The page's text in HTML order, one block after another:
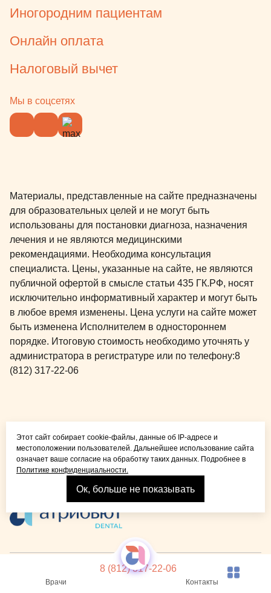
Врачи
8 (812) 317-22-06
Контакты
Иногородним пациентам
Онлайн оплата
Налоговый вычет
Мы в соцсетях
Материалы, представленные на сайте предназначены
для образовательных целей и не могут быть
использованы для постановки диагноза, назначения
лечения и не являются медицинскими
рекомендациями. Необходима консультация
специалиста. Цены, указанные на сайте, не являются
публичной офертой в смысле статьи 435 ГК.РФ, носят
исключительно информативный характер и могут быть
в любое время изменены. Цена услуги на сайте может
быть изменена Исполнителем в одностороннем
порядке. Итоговую стоимость необходимо уточнять у
администратора в регистратуре или по телефону:8
(812) 317-22-06
детей и взрослых
Взрослая стоматология
© 2026 Детская стоматология Atribeaute KIDSЛицензия
Политика конфиденциальности Карта сайта
Этот сайт собирает cookie-файлы, данные об IP-адресе и
местоположении пользователей. Дальнейшее использование сайта
означает ваше согласие на обработку таких данных. Подробнее в
Политике конфиденциальности.
Ок, больше не показывать